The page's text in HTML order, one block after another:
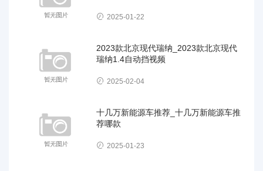
2025-01-22
2023款北京现代瑞纳_2023款北京现代
瑞纳1.4自动挡视频
2025-02-04
十几万新能源车推荐_十几万新能源车推
荐哪款
2025-01-23